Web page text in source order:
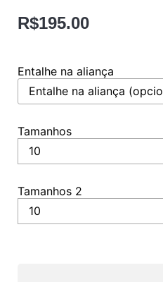
R$195.00
Entalhe na aliança
Tamanhos
Tamanhos 2